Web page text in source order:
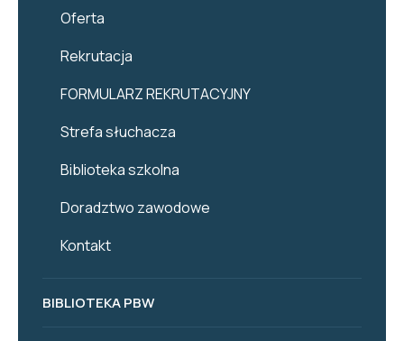
Oferta
Rekrutacja
FORMULARZ REKRUTACYJNY
Strefa słuchacza
Biblioteka szkolna
Doradztwo zawodowe
Kontakt
BIBLIOTEKA PBW